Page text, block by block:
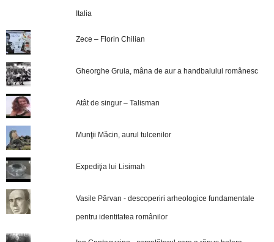
Italia
Zece – Florin Chilian
Gheorghe Gruia, mâna de aur a handbalului românesc
Atât de singur – Talisman
Munţii Măcin, aurul tulcenilor
Expediţia lui Lisimah
Vasile Pârvan - descoperiri arheologice fundamentale
pentru identitatea românilor